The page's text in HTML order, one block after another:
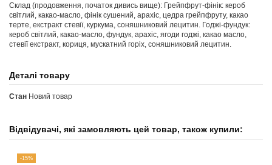
Склад (продовження, початок дивись вище): Грейпфрут-фінік: кероб
світлий, какао-масло, фінік сушений, арахіс, цедра грейпфруту, какао
терте, екстракт стевії, куркума, соняшниковий лецитин. Годжі-фундук:
кероб світлий, какао-масло, фундук, арахіс, ягоди годжі, какао масло,
стевії екстракт, кориця, мускатний горіх, соняшниковий лецитин.
Деталі товару
Стан Новий товар
Відвідувачі, які замовляють цей товар, також купили:
-15%